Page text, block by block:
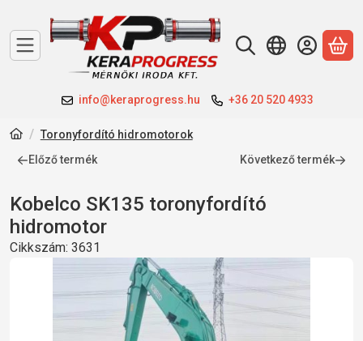
info@keraprogress.hu +36 20 520 4933
A
Toronyfordító hidromotorok
Előző termék
Következő termék
Kobelco SK135 toronyfordító
hidromotor
Cikkszám: 3631